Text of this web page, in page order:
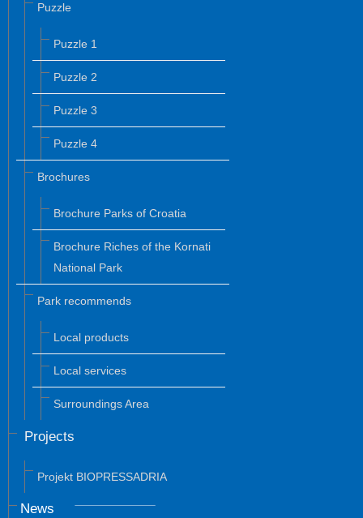
Puzzle
Puzzle 1
Puzzle 2
Puzzle 3
Puzzle 4
Brochures
Brochure Parks of Croatia
Brochure Riches of the Kornati
National Park
Park recommends
Local products
Local services
Surroundings Area
Projects
Projekt BIOPRESSADRIA
News